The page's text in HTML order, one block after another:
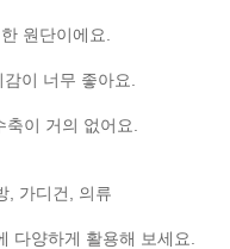
원단이에요.
이 너무 좋아요.
이 거의 없어요.
, 가디건, 의류
다양하게 활용해 보세요.